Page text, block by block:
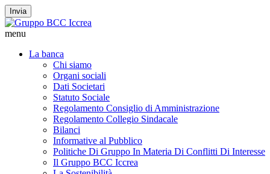
Invia
menu
La banca
Chi siamo
Organi sociali
Dati Societari
Statuto Sociale
Regolamento Consiglio di Amministrazione
Regolamento Collegio Sindacale
Bilanci
Informative al Pubblico
Politiche Di Gruppo In Materia Di Conflitti Di Interesse
Il Gruppo BCC Iccrea